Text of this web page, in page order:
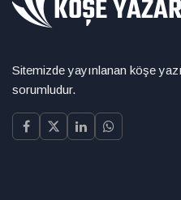
Sitemizde yayınlanan köşe
sorumludur.